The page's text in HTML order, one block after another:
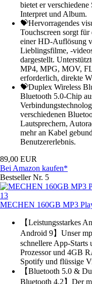
bietet er
Interpret und Album.
💝Hervorragendes
Touchscreen sorgt
einer HD-Auflösung
Lieblingsfilme, -
dargestellt.
MP4, MPG, MOV,
erforderlich, direkte
💝Duplex Wireless
Bluetooth 5.0-Chip
verschiedenen
Lautsprechern,
mehr an Kabel
Benutzererlebnis.
89,00 EUR
Bei Amazon kaufen*
Bestseller Nr. 5
MECHEN 160GB MP3
【Leistungsstarkes
Android 9】Unser
schnellere App-Starts
Prozessor und 4GB
Spotify und flüssige
【Bluetooth 5.0 &
Bluetooth 4.2】Der